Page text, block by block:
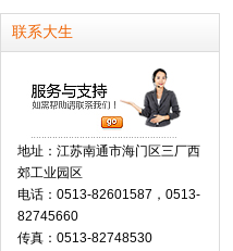
联系大生
地址：江苏南通市海门区三厂西
郊工业园区
电话：0513-82601587，0513-
82745660
传真：0513-82748530